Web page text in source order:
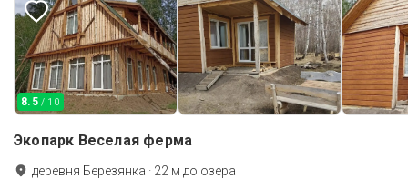
8.5 / 10
Экопарк Веселая ферма
деревня Березянка · 22 м до озера